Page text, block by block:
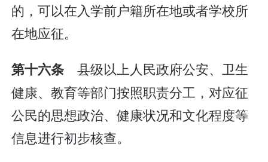
的，可以在入学前户籍所在地或者学校所
在地应征。
第十六条 县级以上人民政府公安、卫生
健康、教育等部门按照职责分工，对应征
公民的思想政治、健康状况和文化程度等
信息进行初步核查。